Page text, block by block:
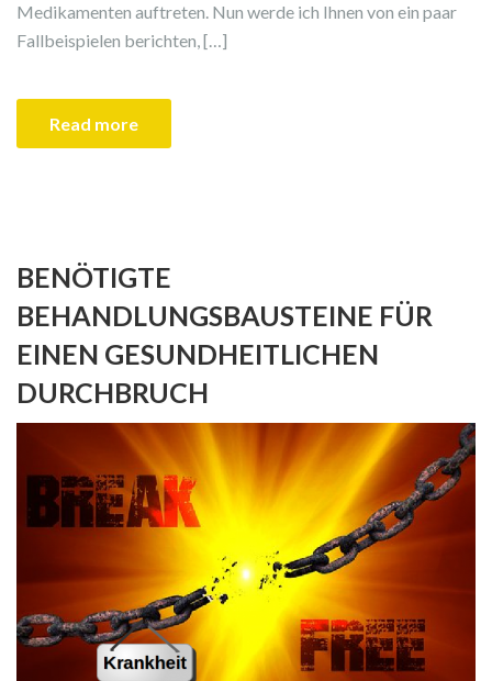
Medikamenten auftreten. Nun werde ich Ihnen von ein paar
Fallbeispielen berichten, […]
Read more
BENÖTIGTE
BEHANDLUNGSBAUSTEINE FÜR
EINEN GESUNDHEITLICHEN
DURCHBRUCH